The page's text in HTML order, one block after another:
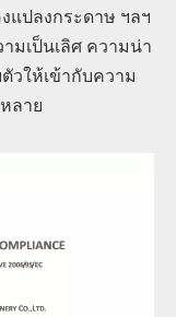
แปลงกระดาษ ฯลฯ
มเป็นเลิศ ความน่า
วให้เข้ากับความ
ลาย